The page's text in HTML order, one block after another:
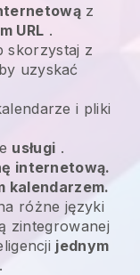
z
URL .
skorzystaj z
uzyskać
i pliki
usługi .
internetową.
kalendarzem.
różne języki
zintegrowanej
jednym